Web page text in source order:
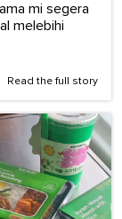
mi segera
melebihi
Read the full story